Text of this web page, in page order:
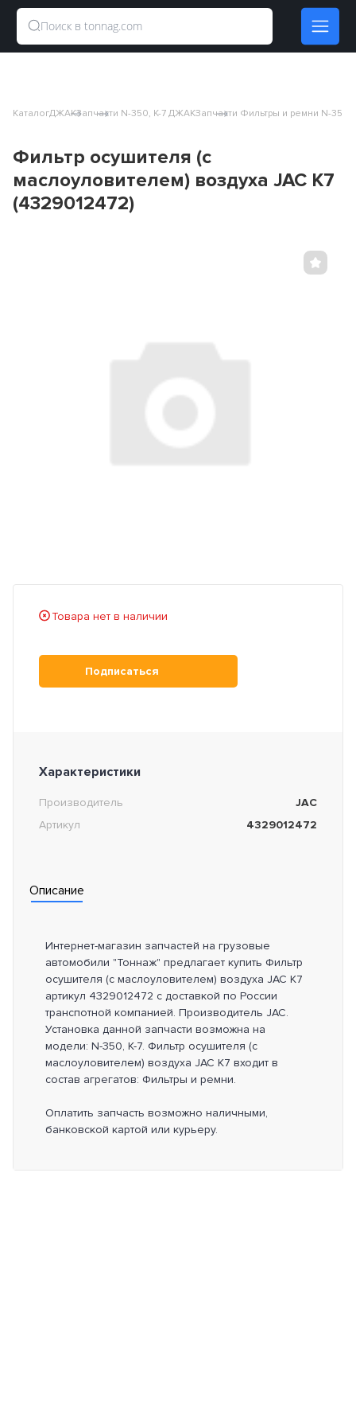
КаталогДЖАКЗапчасти N-350, K-7 ДЖАКЗапчасти Фильтры и ремни N-350,
Фильтр осушителя (с
маслоуловителем) воздуха JAC K7
(4329012472)
Товара нет в наличии
Подписаться
Характеристики
Производитель
JAC
Артикул
4329012472
Описание
Интернет-магазин запчастей на грузовые
автомобили "Тоннаж" предлагает купить Фильтр
осушителя (с маслоуловителем) воздуха JAC K7
артикул 4329012472 с доставкой по России
транспотной компанией. Производитель JAC.
Установка данной запчасти возможна на
модели: N-350, K-7. Фильтр осушителя (с
маслоуловителем) воздуха JAC K7 входит в
состав агрегатов: Фильтры и ремни.
Оплатить запчасть возможно наличными,
банковской картой или курьеру.